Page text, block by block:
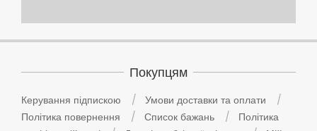
Покупцям
Керування підпискою
Умови доставки та оплати
Політика повернення
Список бажань
Політика